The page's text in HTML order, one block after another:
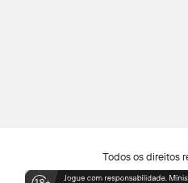
Todos os direitos